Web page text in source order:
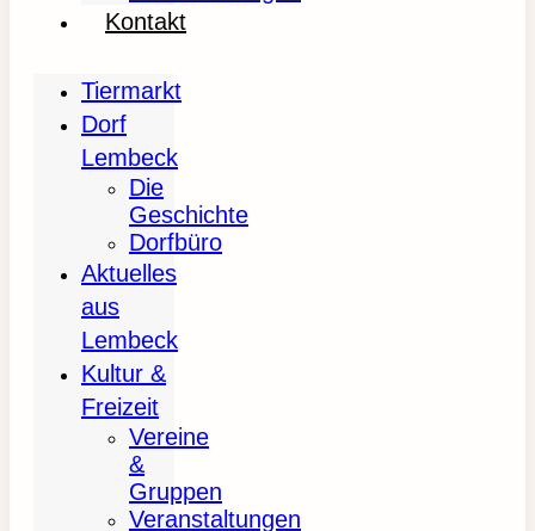
Kontakt
Tiermarkt
Dorf
Lembeck
Die
Geschichte
Dorfbüro
Aktuelles
aus
Lembeck
Kultur &
Freizeit
Vereine
&
Gruppen
Veranstaltungen